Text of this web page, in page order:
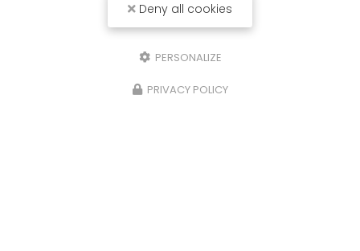
Deny all cookies
PERSONALIZE
PRIVACY POLICY